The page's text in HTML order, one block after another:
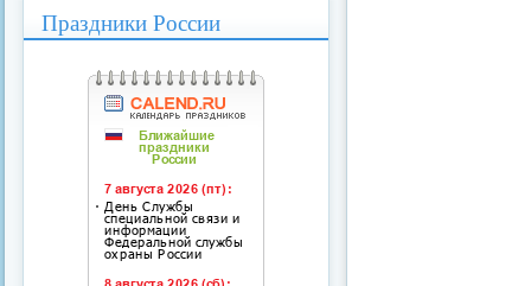
Праздники России